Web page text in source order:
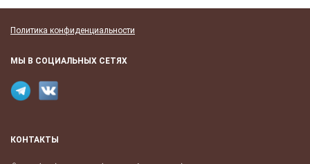
Политика конфиденциальности
МЫ В СОЦИАЛЬНЫХ СЕТЯХ
КОНТАКТЫ